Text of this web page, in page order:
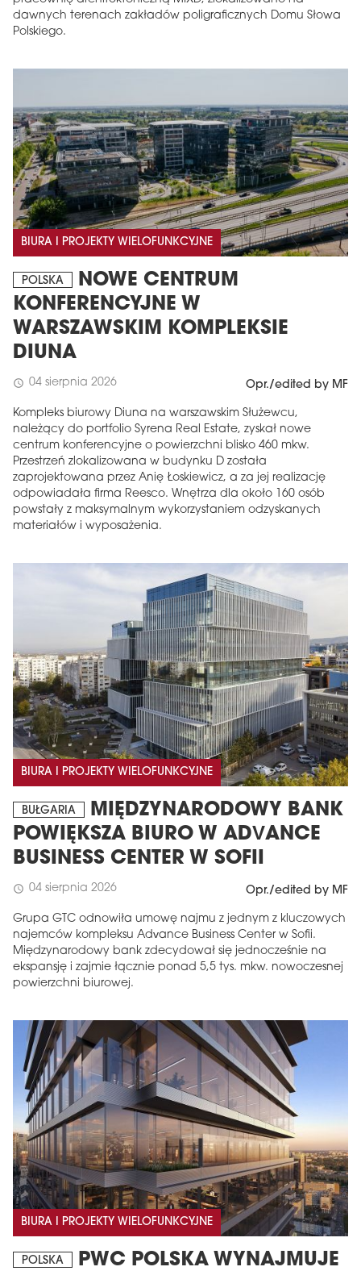
dawnych terenach zakładów poligraficznych Domu Słowa
Polskiego.
BIURA I PROJEKTY WIELOFUNKCYJNE
POLSKA
NOWE CENTRUM
KONFERENCYJNE W
WARSZAWSKIM KOMPLEKSIE
DIUNA
schedule 04 sierpnia 2026 Opr./edited by MF
Kompleks biurowy Diuna na warszawskim Służewcu,
należący do portfolio Syrena Real Estate, zyskał nowe
centrum konferencyjne o powierzchni blisko 460 mkw.
Przestrzeń zlokalizowana w budynku D została
zaprojektowana przez Anię Łoskiewicz, a za jej realizację
odpowiadała firma Reesco. Wnętrza dla około 160 osób
powstały z maksymalnym wykorzystaniem odzyskanych
materiałów i wyposażenia.
BIURA I PROJEKTY WIELOFUNKCYJNE
BUŁGARIA
MIĘDZYNARODOWY BANK
POWIĘKSZA BIURO W ADVANCE
BUSINESS CENTER W SOFII
schedule 04 sierpnia 2026 Opr./edited by MF
Grupa GTC odnowiła umowę najmu z jednym z kluczowych
najemców kompleksu Advance Business Center w Sofii.
Międzynarodowy bank zdecydował się jednocześnie na
ekspansję i zajmie łącznie ponad 5,5 tys. mkw. nowoczesnej
powierzchni biurowej.
BIURA I PROJEKTY WIELOFUNKCYJNE
POLSKA
PWC POLSKA WYNAJMUJE